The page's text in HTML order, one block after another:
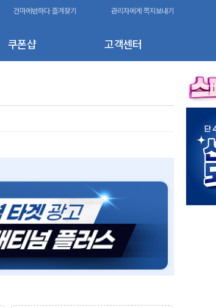
쿠폰샵 고객센터
건마에반하다 즐겨찾기 관리자에게 쪽지보내기